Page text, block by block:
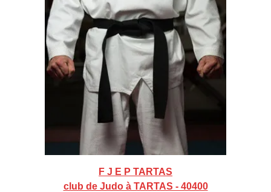
F J E P TARTAS
club de Judo à TARTAS - 40400